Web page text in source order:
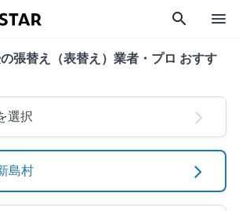
search menu
張替え（表替え）業者・プロ おすす
選択
島村